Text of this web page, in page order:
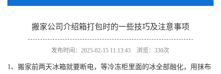
搬家公司介绍箱打包时的一些技巧及注意事项
发布时间：2025-02-15 11:13:43 浏览：330次
1、搬家前两天冰箱就要断电，等冷冻柜里面的冰全部融化，用抹布